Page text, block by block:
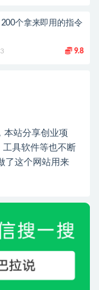
个拿来即用的指令
9.8
本站分享创业项
工具软件等也不断
了这个网站用来